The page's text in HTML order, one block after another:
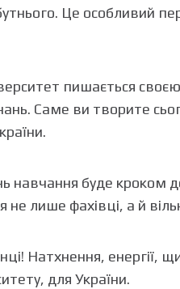
Це особливий
пишається
Саме ви творите
навчання буде кроком
лише фахівці, а й
Натхнення,
для України.